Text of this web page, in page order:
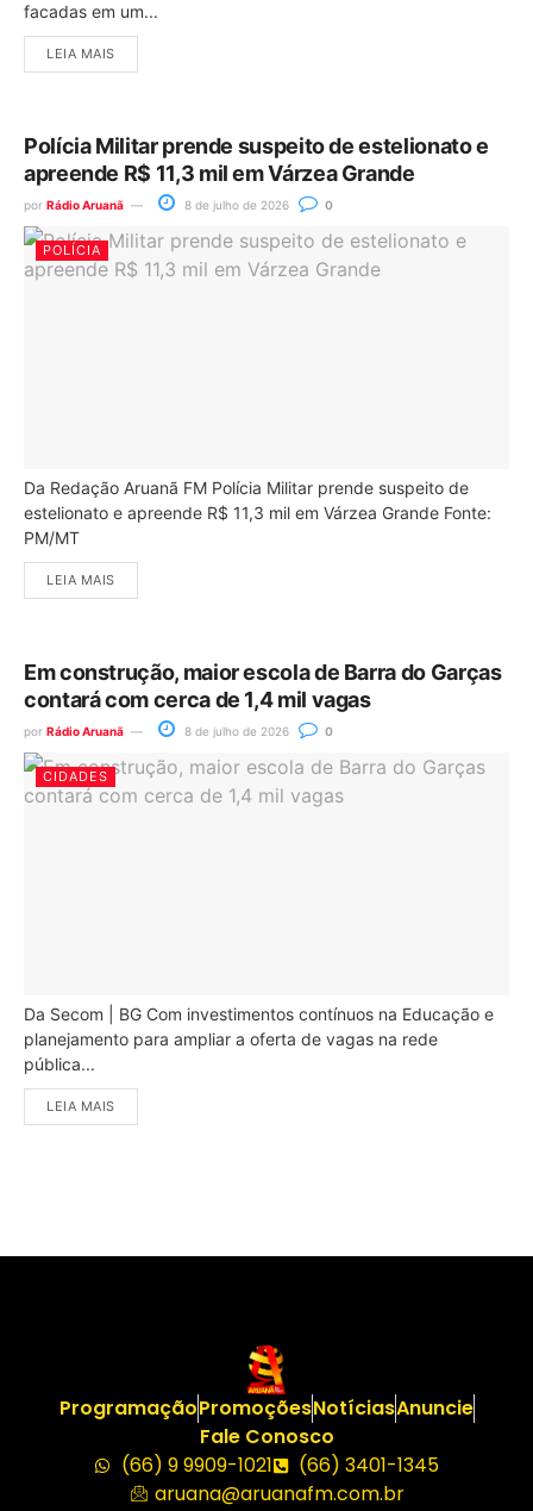
facadas em um...
LEIA MAIS
Polícia Militar prende suspeito de estelionato e
apreende R$ 11,3 mil em Várzea Grande
por Rádio Aruanã 8 de julho de 2026 0
POLÍCIA
Da Redação Aruanã FM Polícia Militar prende suspeito de
estelionato e apreende R$ 11,3 mil em Várzea Grande Fonte:
PM/MT
LEIA MAIS
Em construção, maior escola de Barra do Garças
contará com cerca de 1,4 mil vagas
por Rádio Aruanã 8 de julho de 2026 0
CIDADES
Da Secom | BG Com investimentos contínuos na Educação e
planejamento para ampliar a oferta de vagas na rede
pública...
LEIA MAIS
ProgramaçãoPromoçõesNotíciasAnuncie
Fale Conosco
(66) 9 9909-1021
(66) 3401-1345
aruana@aruanafm.com.br